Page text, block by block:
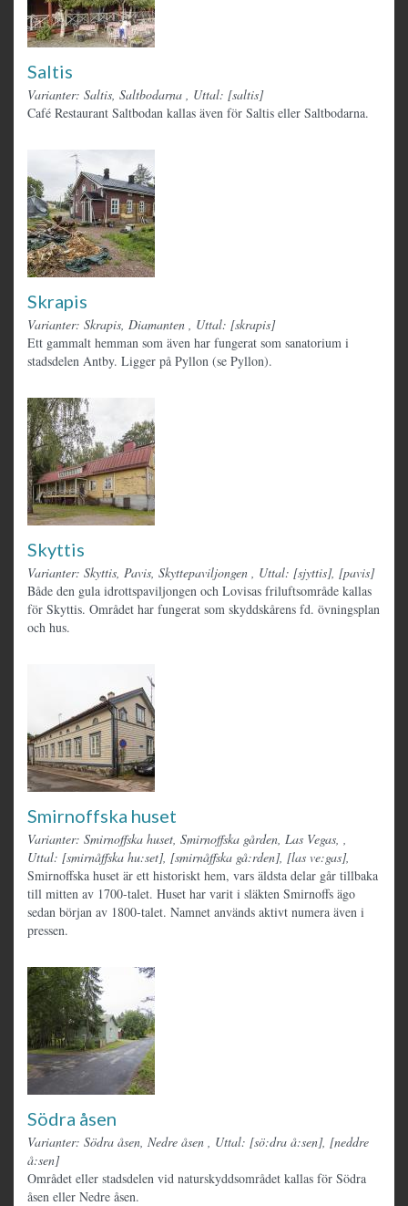
Saltis
Varianter: Saltis, Saltbodarna , Uttal: [saltis]
Café Restaurant Saltbodan kallas även för Saltis eller Saltbodarna.
Skrapis
Varianter: Skrapis, Diamanten , Uttal: [skrapis]
Ett gammalt hemman som även har fungerat som sanatorium i
stadsdelen Antby. Ligger på Pyllon (se Pyllon).
Skyttis
Varianter: Skyttis, Pavis, Skyttepaviljongen , Uttal: [sjyttis], [pavis]
Både den gula idrottspaviljongen och Lovisas friluftsområde kallas
för Skyttis. Området har fungerat som skyddskårens fd. övningsplan
och hus.
Smirnoffska huset
Varianter: Smirnoffska huset, Smirnoffska gården, Las Vegas, ,
Uttal: [smirnåffska hu:set], [smirnåffska gå:rden], [las ve:gas],
Smirnoffska huset är ett historiskt hem, vars äldsta delar går tillbaka
till mitten av 1700-talet. Huset har varit i släkten Smirnoffs ägo
sedan början av 1800-talet. Namnet används aktivt numera även i
pressen.
Södra åsen
Varianter: Södra åsen, Nedre åsen , Uttal: [sö:dra å:sen], [neddre
å:sen]
Området eller stadsdelen vid naturskyddsområdet kallas för Södra
åsen eller Nedre åsen.